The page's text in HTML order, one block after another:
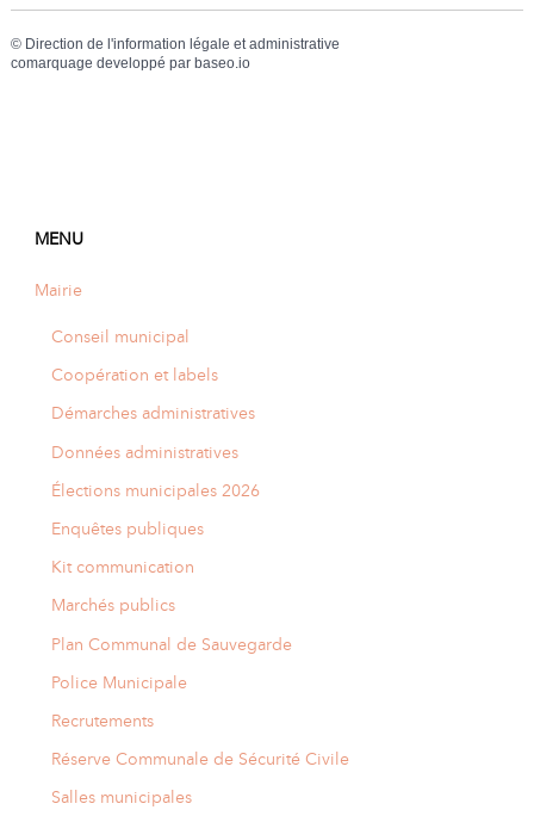
© Direction de l'information légale et administrative
comarquage developpé par baseo.io
MENU
Mairie
Conseil municipal
Coopération et labels
Démarches administratives
Données administratives
Élections municipales 2026
Enquêtes publiques
Kit communication
Marchés publics
Plan Communal de Sauvegarde
Police Municipale
Recrutements
Réserve Communale de Sécurité Civile
Salles municipales